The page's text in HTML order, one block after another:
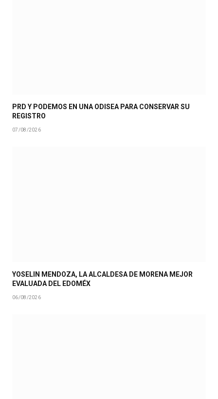
PRD Y PODEMOS EN UNA ODISEA PARA CONSERVAR SU
REGISTRO
07/08/2026
YOSELIN MENDOZA, LA ALCALDESA DE MORENA MEJOR
EVALUADA DEL EDOMÉX
06/08/2026